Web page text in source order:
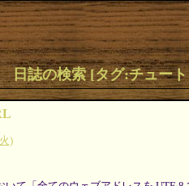
日誌の検索 [タグ:チュー
)